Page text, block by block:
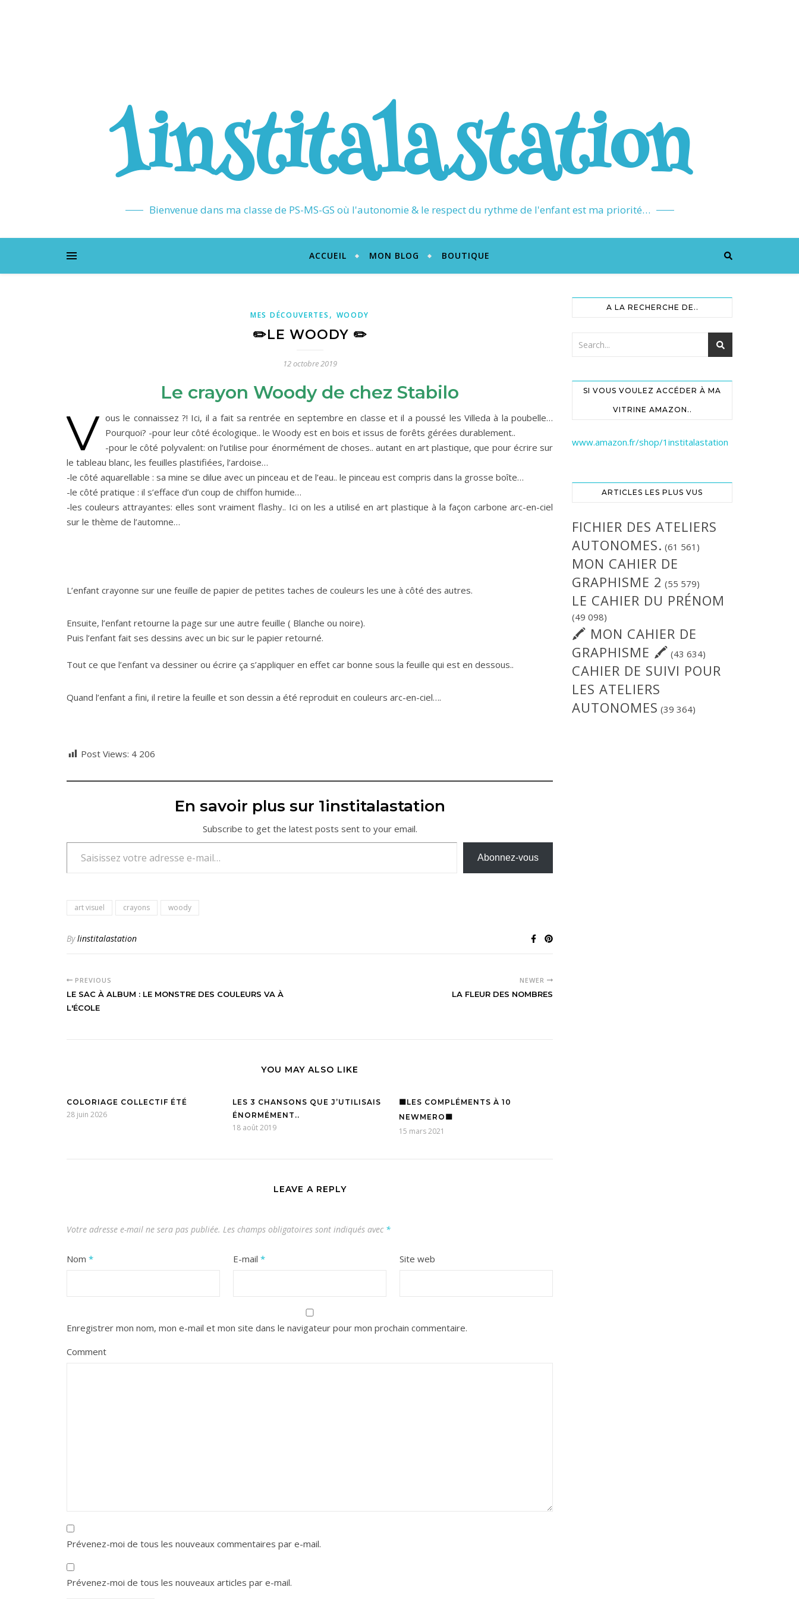
1institalastation
Bienvenue dans ma classe de PS-MS-GS où l'autonomie & le respect du rythme de l'enfant est ma priorité…
ACCUEIL MON BLOG BOUTIQUE
MES DÉCOUVERTES , WOODY
✏️LE WOODY ✏️
12 octobre 2019
Le crayon Woody de chez Stabilo
V ous le connaissez ?! Ici, il a fait sa rentrée en septembre en classe et il a poussé les Villeda à la poubelle…
Pourquoi? -pour leur côté écologique.. le Woody est en bois et issus de forêts gérées durablement..
-pour le côté polyvalent: on l’utilise pour énormément de choses.. autant en art plastique, que pour écrire sur
le tableau blanc, les feuilles plastifiées, l’ardoise…
-le côté aquarellable : sa mine se dilue avec un pinceau et de l’eau.. le pinceau est compris dans la grosse boîte…
-le côté pratique : il s’efface d’un coup de chiffon humide…
-les couleurs attrayantes: elles sont vraiment flashy.. Ici on les a utilisé en art plastique à la façon carbone arc-en-ciel
sur le thème de l’automne…
L’enfant crayonne sur une feuille de papier de petites taches de couleurs les une à côté des autres.
Ensuite, l’enfant retourne la page sur une autre feuille ( Blanche ou noire).
Puis l’enfant fait ses dessins avec un bic sur le papier retourné.
Tout ce que l’enfant va dessiner ou écrire ça s’appliquer en effet car bonne sous la feuille qui est en dessous..
Quand l’enfant a fini, il retire la feuille et son dessin a été reproduit en couleurs arc-en-ciel….
Post Views: 4 206
En savoir plus sur 1institalastation
Subscribe to get the latest posts sent to your email.
Saisissez votre adresse e-mail…
Abonnez-vous
art visuel crayons woody
Bylinstitalastation
PREVIOUS
LE SAC À ALBUM : LE MONSTRE DES COULEURS VA À
L'ÉCOLE
NEWER
LA FLEUR DES NOMBRES
YOU MAY ALSO LIKE
COLORIAGE COLLECTIF ÉTÉ
28 juin 2026
LES 3 CHANSONS QUE J’UTILISAIS
ÉNORMÉMENT..
18 août 2019
🟨LES COMPLÉMENTS À 10
NEWMERO🟨
15 mars 2021
LEAVE A REPLY
Votre adresse e-mail ne sera pas publiée. Les champs obligatoires sont indiqués avec *
Nom * E-mail * Site web
Enregistrer mon nom, mon e-mail et mon site dans le navigateur pour mon prochain commentaire.
Comment
Prévenez-moi de tous les nouveaux commentaires par e-mail.
Prévenez-moi de tous les nouveaux articles par e-mail.
A LA RECHERCHE DE..
SI VOUS VOULEZ ACCÉDER À MA
VITRINE AMAZON..
www.amazon.fr/shop/1institalastation
ARTICLES LES PLUS VUS
FICHIER DES ATELIERS
AUTONOMES. (61 561)
MON CAHIER DE
GRAPHISME 2 (55 579)
LE CAHIER DU PRÉNOM
(49 098)
🖍 MON CAHIER DE
GRAPHISME 🖍 (43 634)
CAHIER DE SUIVI POUR
LES ATELIERS
AUTONOMES (39 364)